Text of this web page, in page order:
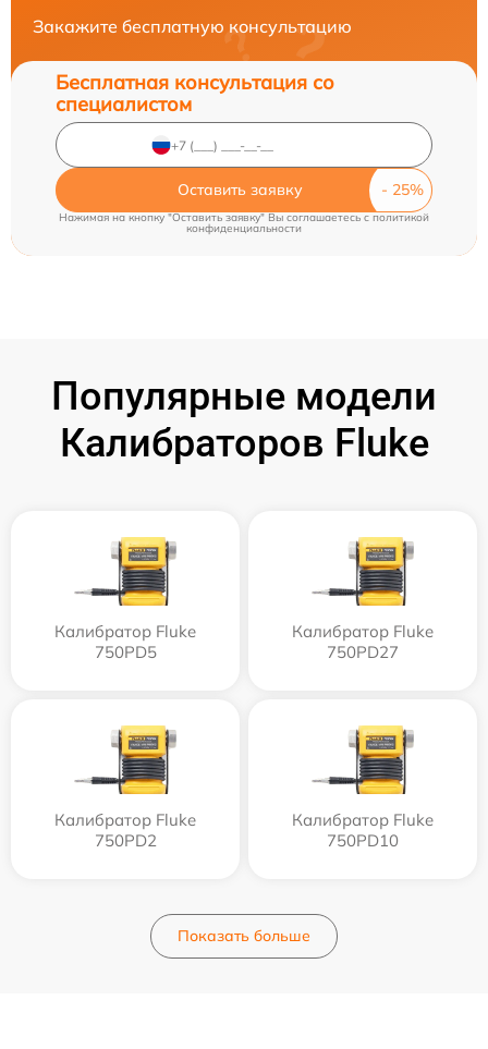
Закажите бесплатную консультацию
Бесплатная консультация со
специалистом
Оставить заявку
Нажимая на кнопку "Оставить заявку" Вы соглашаетесь cполитикой
конфиденциальности
Популярные модели
Калибраторов Fluke
Калибратор Fluke
750PD5
Калибратор Fluke
750PD27
Калибратор Fluke
750PD2
Калибратор Fluke
750PD10
Показать больше